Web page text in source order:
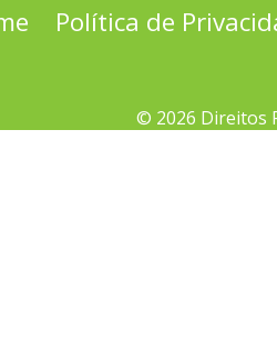
Política de
© 2026 Direitos